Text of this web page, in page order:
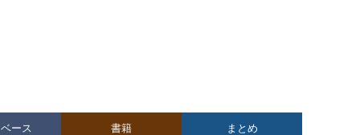
ース 書籍 まとめ